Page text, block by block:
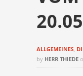
ALLGEMEINES,
by HERR THIEDE